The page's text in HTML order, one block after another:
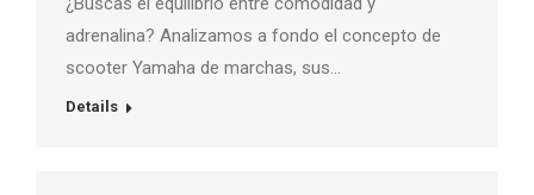
adrenalina? Analizamos a fondo el concepto de
scooter Yamaha de marchas, sus…
Details